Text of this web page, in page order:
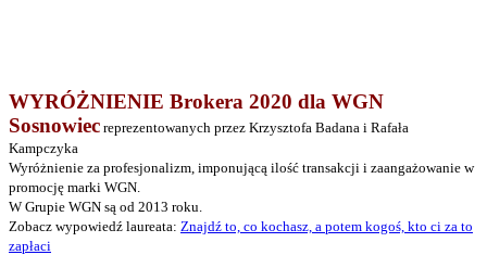
WYRÓŻNIENIE Brokera 2020 dla WGN
Sosnowiec reprezentowanych przez Krzysztofa Badana i Rafała
Kampczyka
Wyróżnienie za profesjonalizm, imponującą ilość transakcji i zaangażowanie w
promocję marki WGN.
W Grupie WGN są od 2013 roku.
Zobacz wypowiedź laureata: Znajdź to, co kochasz, a potem kogoś, kto ci za to
zapłaci